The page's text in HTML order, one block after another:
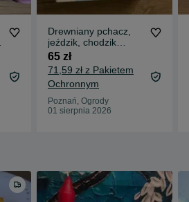
Drewniany pchacz,
jeździk, chodzik
NOWY
65 zł
71,59 zł z Pakietem
Ochronnym
Poznań, Ogrody
01 sierpnia 2026